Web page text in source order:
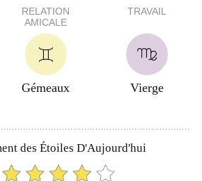
RELATION
AMICALE
Gémeaux
TRAVAIL
Vierge
des Étoiles D'Aujourd'hui